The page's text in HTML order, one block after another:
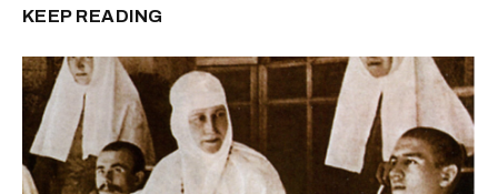
KEEP READING